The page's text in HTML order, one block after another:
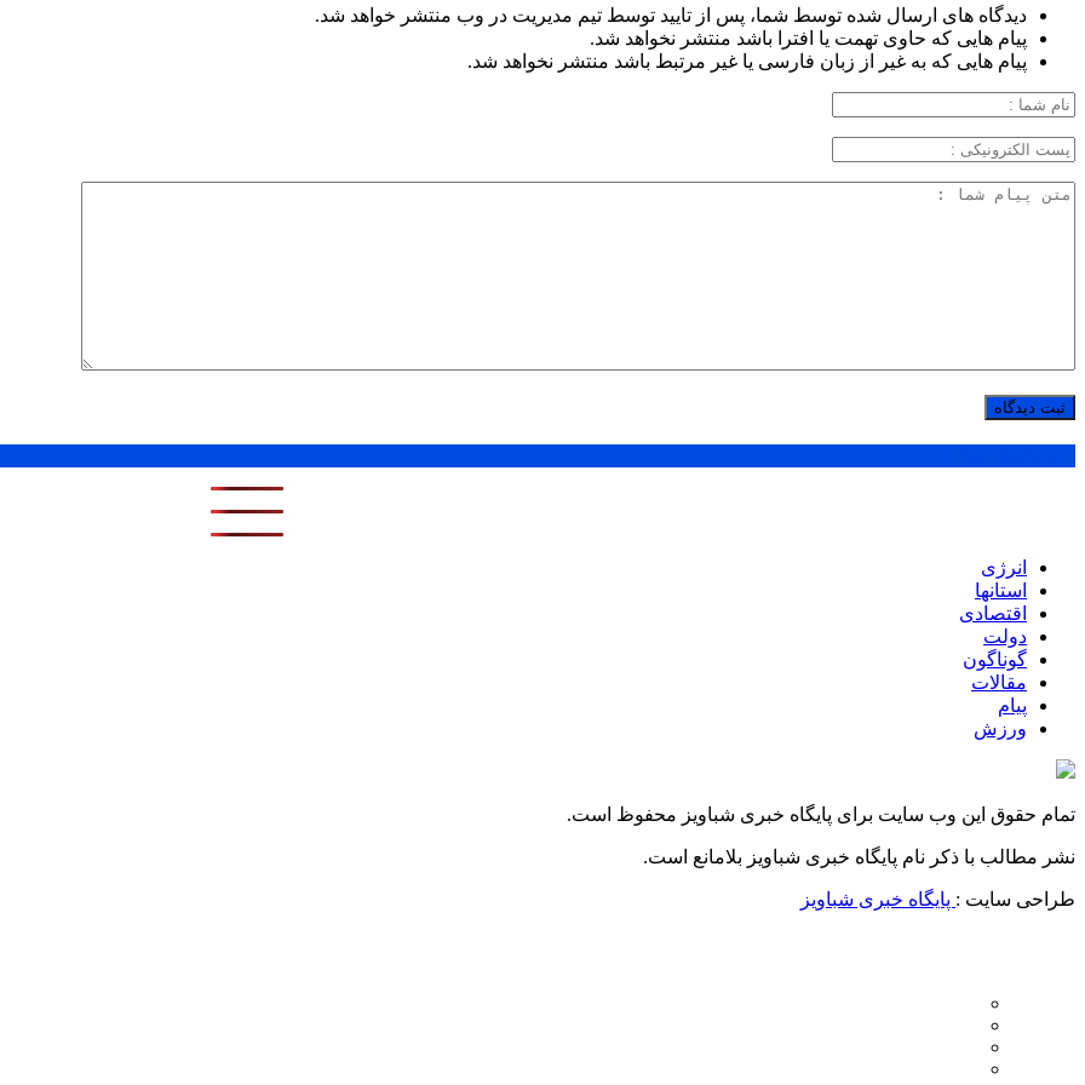
دیدگاه های ارسال شده توسط شما، پس از تایید توسط تیم مدیریت در وب منتشر خواهد شد.
پیام هایی که حاوی تهمت یا افترا باشد منتشر نخواهد شد.
پیام هایی که به غیر از زبان فارسی یا غیر مرتبط باشد منتشر نخواهد شد.
انرژی
استانها
اقتصادی
دولت
گوناگون
مقالات
پیام
ورزش
تمام حقوق این وب سایت برای پایگاه خبری شباویز محفوظ است.
نشر مطالب با ذکر نام پایگاه خبری شباویز بلامانع است.
طراحی سایت : پایگاه خبری شباویز